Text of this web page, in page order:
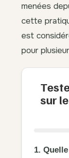
menées
cette
est
pour
sur
1.